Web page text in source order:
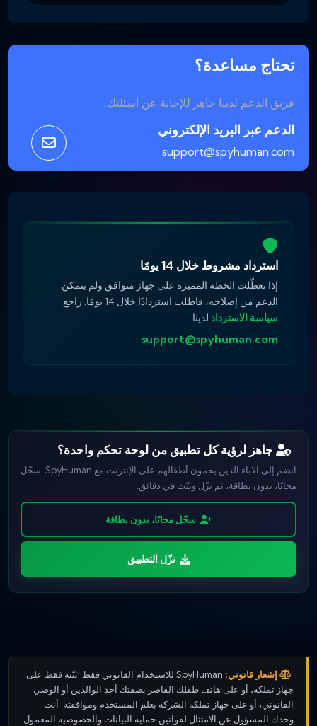
تحتاج مساعدة؟
فريق الدعم لدينا جاهز للإجابة عن أسئلتك.
الدعم عبر البريد الإلكتروني
support@spyhuman.com
استرداد مشروط خلال 14 يومًا
إذا تعطّلت الخطة المميزة على جهاز متوافق ولم يتمكن
الدعم من إصلاحه، فاطلب استردادًا خلال 14 يومًا. راجع
سياسة الاسترداد لدينا.
support@spyhuman.com
جاهز لرؤية كل تطبيق من لوحة تحكم واحدة؟
انضم إلى الآباء الذين يحمون أطفالهم على الإنترنت مع SpyHuman. سجّل
مجانًا، بدون بطاقة، ثم نزّل وثبّت في دقائق.
سجّل مجانًا، بدون بطاقة
نزّل التطبيق
إشعار قانوني:
SpyHuman للاستخدام القانوني فقط. ثبّته فقط على
جهاز تملكه، أو على هاتف طفلك القاصر بصفتك أحد الوالدين أو الوصي
القانوني، أو على جهاز تملكه الشركة بعلم المستخدم وموافقته. أنت
وحدك المسؤول عن الامتثال لقوانين حماية البيانات والخصوصية المعمول